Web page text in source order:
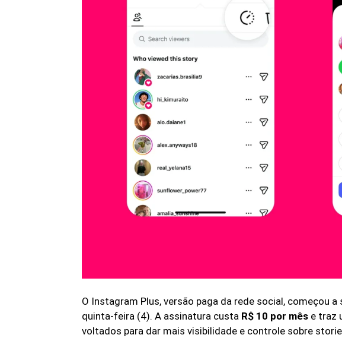
O Instagram Plus, versão paga da rede social, começou
quinta-feira (4). A assinatura custa R$ 10 por mês e traz
voltados para dar mais visibilidade e controle sobre